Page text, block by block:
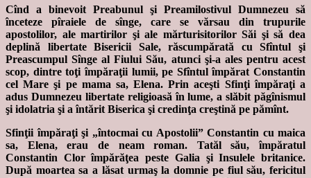
Cînd a binevoit Preabunul şi Preamilostivul Dumnezeu să
înceteze pîraiele de sînge, care se vărsau din trupurile
apostolilor, ale martirilor şi ale mărturisitorilor Săi şi să dea
deplină libertate Bisericii Sale, răscumpărată cu Sfîntul şi
Preascumpul Sînge al Fiului Său, atunci şi-a ales pentru acest
scop, dintre toţi împăraţii lumii, pe Sfîntul împărat Constantin
cel Mare şi pe mama sa, Elena. Prin aceşti Sfinţi împăraţi a
adus Dumnezeu libertate religioasă în lume, a slăbit păgînismul
şi idolatria şi a întărit Biserica şi credinţa creştină pe pămînt.
Sfinţii împăraţi şi „întocmai cu Apostolii” Constantin cu maica
sa, Elena, erau de neam roman. Tatăl său, împăratul
Constantin Clor împărăţea peste Galia şi Insulele britanice.
După moartea sa a lăsat urmaş la domnie pe fiul său, fericitul